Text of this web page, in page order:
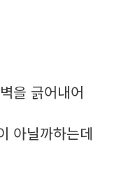
을 긁어내어
아닐까하는데